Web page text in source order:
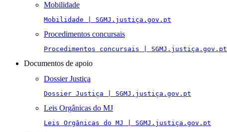
Mobilidade
Mobilidade | SGMJ.justiça.gov.pt
Procedimentos concursais
Procedimentos concursais | SGMJ.justiça.gov.pt
Documentos de apoio
Dossier Justiça
Dossier Justiça | SGMJ.justiça.gov.pt
Leis Orgânicas do MJ
Leis Orgânicas do MJ | SGMJ.justiça.gov.pt